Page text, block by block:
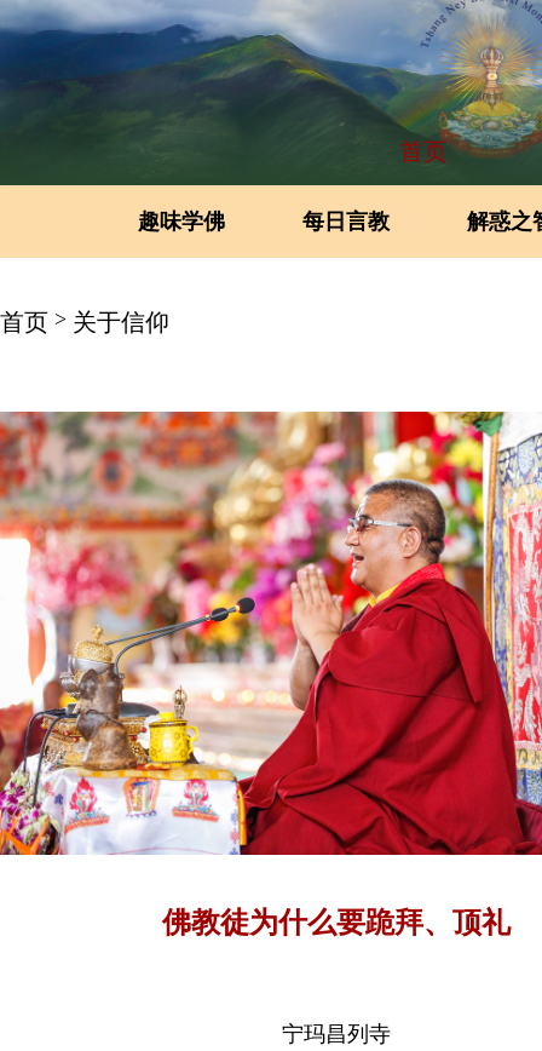
首页
趣味学佛 每日言教 解惑之
首页 > 关于信仰
佛教徒为什么要跪拜、顶礼
宁玛昌列寺